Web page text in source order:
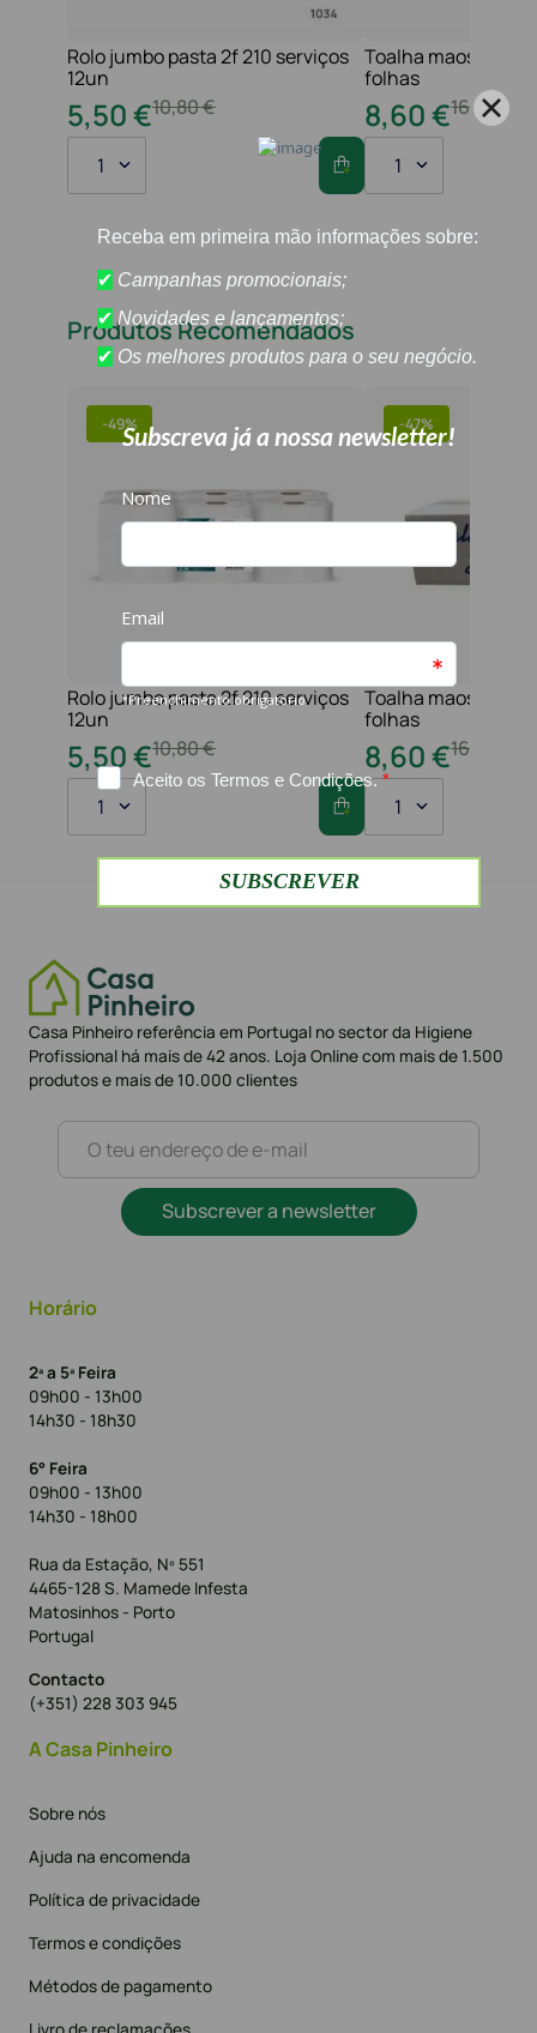
Rolo jumbo pasta 2f 210 serviços
12un
10,80€
5,50€
1
Toalha maos 2f
folhas
16,20 €
8,60€
1
Produtos Recomendados
-49%
Rolo jumbo pasta 2f 210 serviços
12un
10,80€
5,50€
1
-47%
Toalha maos 2f
folhas
16
8,60€
1
Casa Pinheiro referência em Portugal no sector da Higiene
Profissional há mais de 42 anos. Loja Online com mais de 1.500
produtos e mais de 10.000 clientes
Subscrever a newsletter
Horário
2ª a 5ª Feira
09h00 - 13h00
14h30 - 18h30
6° Feira
09h00 - 13h00
14h30 - 18h00
Rua da Estação, Nº 551
4465-128 S. Mamede Infesta
Matosinhos - Porto
Portugal
Contacto
(+351) 228 303 945
A Casa Pinheiro
Sobre nós
Ajuda na encomenda
Política de privacidade
Termos e condições
Métodos de pagamento
Livro de reclamações